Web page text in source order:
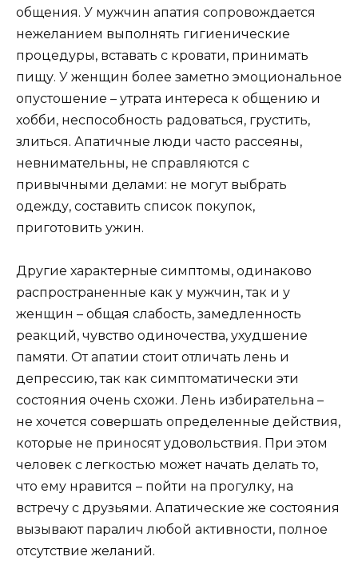
общения. У мужчин апатия сопровождается
нежеланием выполнять гигиенические
процедуры, вставать с кровати, принимать
пищу. У женщин более заметно эмоциональное
опустошение – утрата интереса к общению и
хобби, неспособность радоваться, грустить,
злиться. Апатичные люди часто рассеяны,
невнимательны, не справляются с
привычными делами: не могут выбрать
одежду, составить список покупок,
приготовить ужин.
Другие характерные симптомы, одинаково
распространенные как у мужчин, так и у
женщин – общая слабость, замедленность
реакций, чувство одиночества, ухудшение
памяти. От апатии стоит отличать лень и
депрессию, так как симптоматически эти
состояния очень схожи. Лень избирательна –
не хочется совершать определенные действия,
которые не приносят удовольствия. При этом
человек с легкостью может начать делать то,
что ему нравится – пойти на прогулку, на
встречу с друзьями. Апатические же состояния
вызывают паралич любой активности, полное
отсутствие желаний.